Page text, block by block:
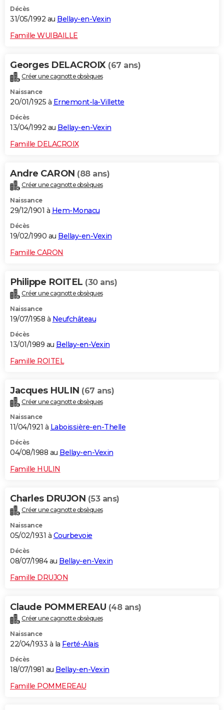
Décès
31/05/1992 au Bellay-en-Vexin
Famille WUIBAILLE
Georges DELACROIX (67 ans)
Créer une cagnotte obsèques
Naissance
20/01/1925 à Ernemont-la-Villette
Décès
13/04/1992 au Bellay-en-Vexin
Famille DELACROIX
Andre CARON (88 ans)
Créer une cagnotte obsèques
Naissance
29/12/1901 à Hem-Monacu
Décès
19/02/1990 au Bellay-en-Vexin
Famille CARON
Philippe ROITEL (30 ans)
Créer une cagnotte obsèques
Naissance
19/07/1958 à Neufchâteau
Décès
13/01/1989 au Bellay-en-Vexin
Famille ROITEL
Jacques HULIN (67 ans)
Créer une cagnotte obsèques
Naissance
11/04/1921 à Laboissière-en-Thelle
Décès
04/08/1988 au Bellay-en-Vexin
Famille HULIN
Charles DRUJON (53 ans)
Créer une cagnotte obsèques
Naissance
05/02/1931 à Courbevoie
Décès
08/07/1984 au Bellay-en-Vexin
Famille DRUJON
Claude POMMEREAU (48 ans)
Créer une cagnotte obsèques
Naissance
22/04/1933 à la Ferté-Alais
Décès
18/07/1981 au Bellay-en-Vexin
Famille POMMEREAU